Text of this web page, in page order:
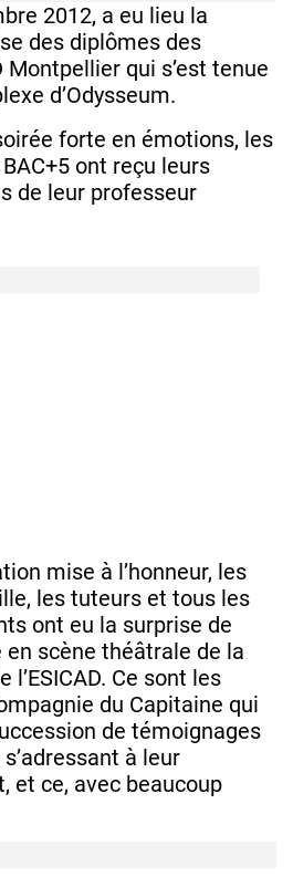
2012, a eu lieu la
des diplômes des
Montpellier qui s’est tenue
d’Odysseum.
forte en émotions, les
ont reçu leurs
de leur professeur
mise à l’honneur, les
les tuteurs et tous les
ont eu la surprise de
scène théâtrale de la
Ce sont les
du Capitaine qui
de témoignages
à leur
et ce, avec beaucoup